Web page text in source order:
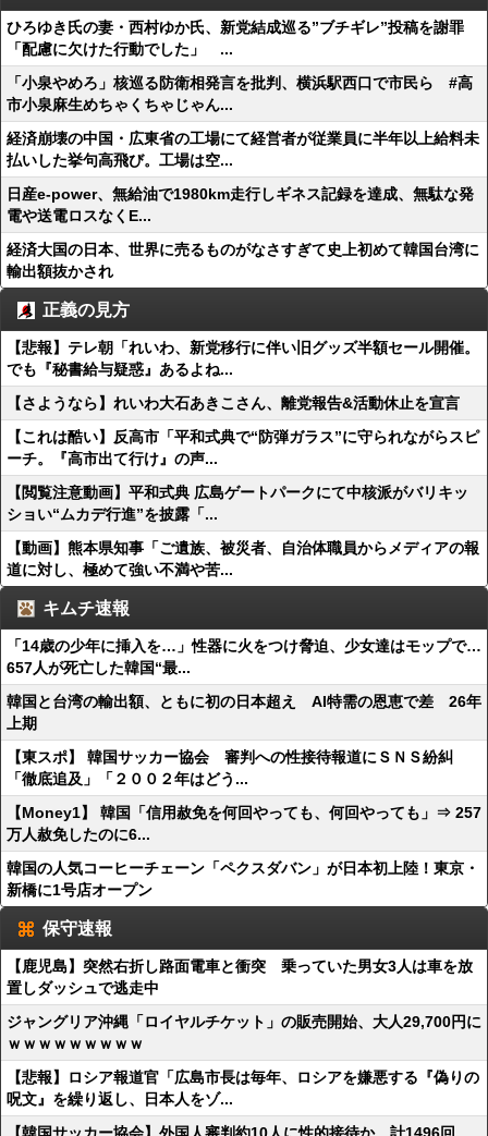
ひろゆき氏の妻・西村ゆか氏、新党結成巡る”ブチギレ”投稿を謝罪
「配慮に欠けた行動でした」 ...
「小泉やめろ」核巡る防衛相発言を批判、横浜駅西口で市民ら #高
市小泉麻生めちゃくちゃじゃん...
経済崩壊の中国・広東省の工場にて経営者が従業員に半年以上給料未
払いした挙句高飛び。工場は空...
日産e-power、無給油で1980km走行しギネス記録を達成、無駄な発
電や送電ロスなくE...
経済大国の日本、世界に売るものがなさすぎて史上初めて韓国台湾に
輸出額抜かされ
正義の見方
【悲報】テレ朝「れいわ、新党移行に伴い旧グッズ半額セール開催。
でも『秘書給与疑惑』あるよね...
【さようなら】れいわ大石あきこさん、離党報告&活動休止を宣言
【これは酷い】反高市「平和式典で“防弾ガラス”に守られながらスピ
ーチ。『高市出て行け』の声...
【閲覧注意動画】平和式典 広島ゲートパークにて中核派がバリキッ
ショい“ムカデ行進”を披露「...
【動画】熊本県知事「ご遺族、被災者、自治体職員からメディアの報
道に対し、極めて強い不満や苦...
キムチ速報
「14歳の少年に挿入を…」性器に火をつけ脅迫、少女達はモップで…
657人が死亡した韓国“最...
韓国と台湾の輸出額、ともに初の日本超え AI特需の恩恵で差 26年
上期
【東スポ】 韓国サッカー協会 審判への性接待報道にＳＮＳ紛糾
「徹底追及」「２００２年はどう...
【Money1】 韓国「信用赦免を何回やっても、何回やっても」⇒ 257
万人赦免したのに6...
韓国の人気コーヒーチェーン「ペクスダバン」が日本初上陸！東京・
新橋に1号店オープン
保守速報
【鹿児島】突然右折し路面電車と衝突 乗っていた男女3人は車を放
置しダッシュで逃走中
ジャングリア沖縄「ロイヤルチケット」の販売開始、大人29,700円に
ｗｗｗｗｗｗｗｗｗ
【悲報】ロシア報道官「広島市長は毎年、ロシアを嫌悪する『偽りの
呪文』を繰り返し、日本人をゾ...